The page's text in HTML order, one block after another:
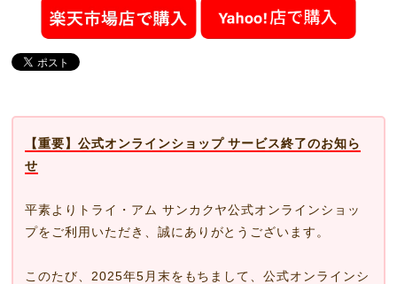
【重要】公式オンラインショップ サービス終了のお知ら
せ
平素よりトライ・アム サンカクヤ公式オンラインショッ
プをご利用いただき、誠にありがとうございます。
このたび、2025年5月末をもちまして、公式オンラインシ